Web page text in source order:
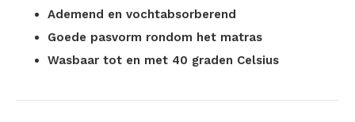
Ademend en vochtabsorberend
Goede pasvorm rondom het matras
Wasbaar tot en met 40 graden Celsius